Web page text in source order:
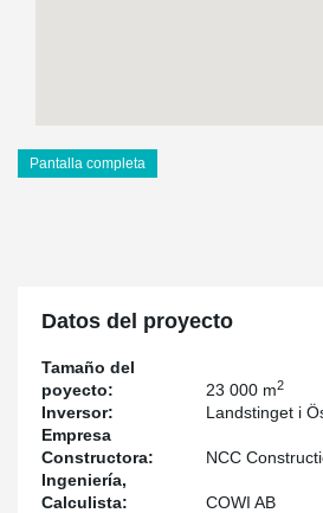
Pantalla completa
Datos del proyecto
Tamaño del
poyecto:
23 000 m2
Inversor:
Landstinget i
Empresa
Constructora:
NCC
Ingeniería,
Calculista:
COWI AB